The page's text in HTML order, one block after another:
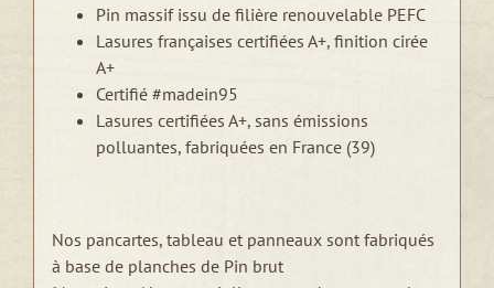
Pin massif issu de filière renouvelable PEFC
Lasures françaises certifiées A+, finition cirée
A+
Certifié #madein95
Lasures certifiées A+, sans émissions
polluantes, fabriquées en France (39)
Nos pancartes, tableau et panneaux sont fabriqués
à base de planches de Pin brut